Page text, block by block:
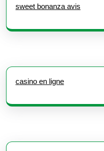
sweet bonanza avis
casino en ligne